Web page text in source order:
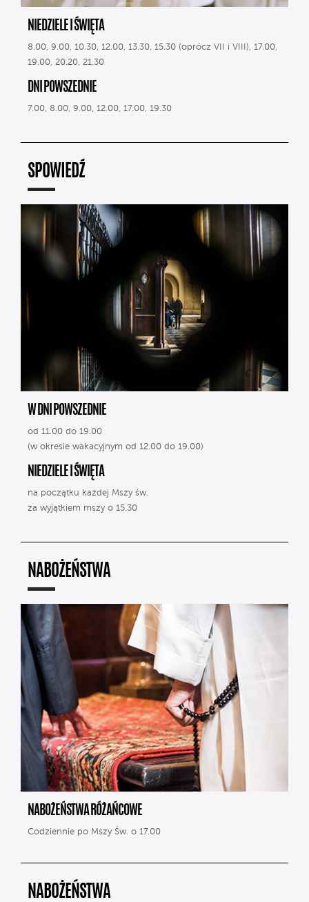
NIEDZIELE I ŚWIĘTA
8.00, 9.00, 10.30, 12.00, 13.30, 15.30 (oprócz VII i VIII), 17.00,
19.00, 20.20, 21.30
DNI POWSZEDNIE
7.00, 8.00, 9.00, 12.00, 17.00, 19.30
SPOWIEDŹ
W DNI POWSZEDNIE
od 11.00 do 19.00
(w okresie wakacyjnym od 12.00 do 19.00)
NIEDZIELE I ŚWIĘTA
na początku każdej Mszy św.
za wyjątkiem mszy o 15.30
NABOŻEŃSTWA
NABOŻEŃSTWA RÓŻAŃCOWE
Codziennie po Mszy Św. o 17.00
NABOŻEŃSTWA